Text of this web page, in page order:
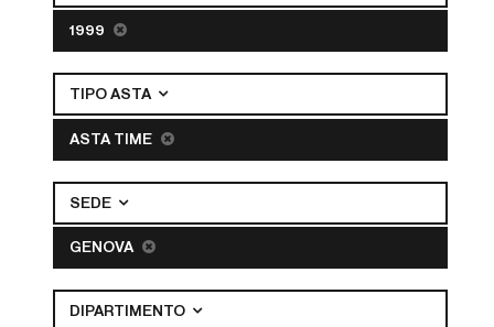
1999
TIPO ASTA
ASTA TIME
SEDE
GENOVA
DIPARTIMENTO